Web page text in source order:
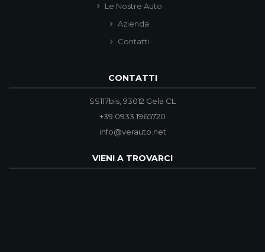
Le Nostre Auto
Azienda
Contatti
CONTATTI
SS117bis, 93012 Gela CL
+39 0933 1965720
info@verauto.net
VIENI A TROVARCI